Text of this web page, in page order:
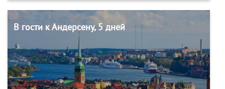
В гости к Андерсену, 5 дней